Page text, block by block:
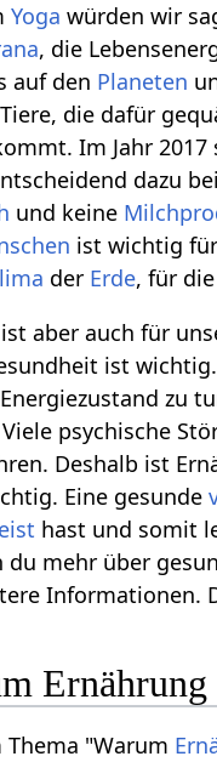
Yoga würden wir
, die
auf den Planeten
die dafür
Im Jahr
dazu
und keine
ist wichtig
der Erde, für die
aber auch für
ist
zu
psychische
Deshalb ist
Eine gesunde
hast und somit
du mehr über
Informationen.
"Warum